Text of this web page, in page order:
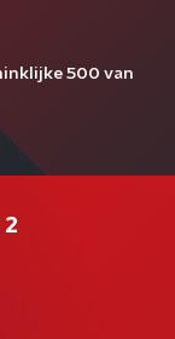
500 van
2